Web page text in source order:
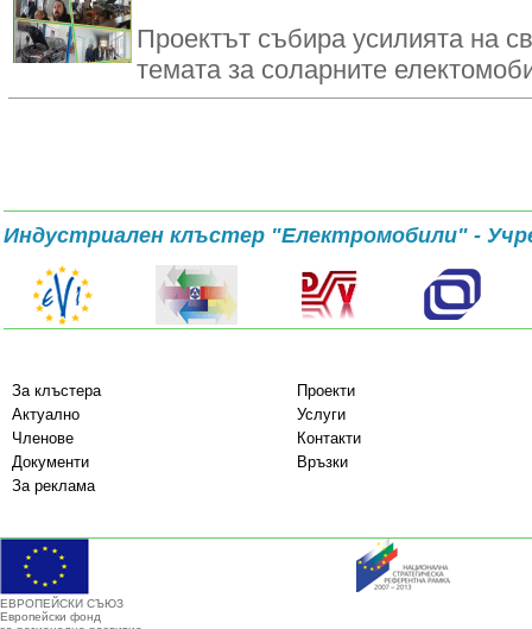
Проектът събира усилията на
темата за соларните
Индустриален клъстер "Електромобили" -
За клъстера
Проекти
Актуално
Услуги
Членове
Контакти
Документи
Връзки
За реклама
ЕВРОПЕЙСКИ СЪЮЗ
Европейски фонд